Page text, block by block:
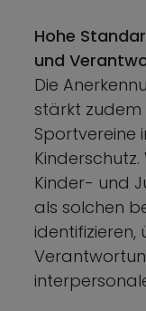
Hohe
und
Die
stärkt
Sportvereine
Kinderschutz.
Kinder- und
als solchen
identifizieren,